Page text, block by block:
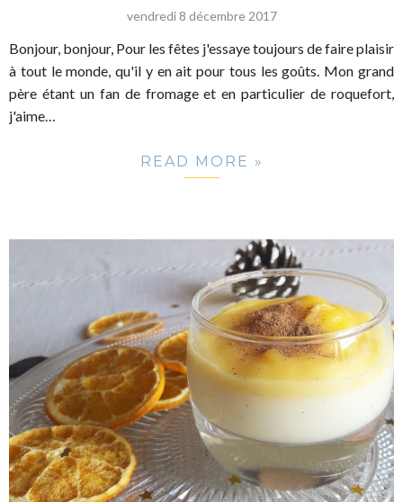
vendredi 8 décembre 2017
Bonjour, bonjour, Pour les fêtes j'essaye toujours de faire plaisir
à tout le monde, qu'il y en ait pour tous les goûts. Mon grand
père étant un fan de fromage et en particulier de roquefort,
j'aime…
READ MORE »